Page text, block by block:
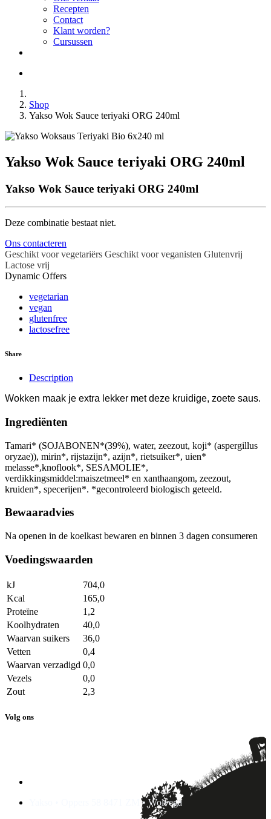
Recepten
Contact
Klant worden?
Cursussen
Shop
Yakso Wok Sauce teriyaki ORG 240ml
Yakso Wok Sauce teriyaki ORG 240ml
Yakso Wok Sauce teriyaki ORG 240ml
Deze combinatie bestaat niet.
Ons contacteren
Geschikt voor vegetariërs Geschikt voor veganisten Glutenvrij
Lactose vrij
Dynamic Offers
vegetarian
vegan
glutenfree
lactosefree
Share
Description
Wokken maak je extra lekker met deze kruidige, zoete saus.
Ingrediënten
Tamari* (SOJABONEN*(39%), water, zeezout, koji* (aspergillus
oryzae)), mirin*, rijstazijn*, azijn*, rietsuiker*, uien*
melasse*,knoflook*, SESAMOLIE*,
verdikkingsmiddel:maiszetmeel* en xanthaangom, zeezout,
kruiden*, specerijen*. *gecontroleerd biologisch geteeld.
Bewaaradvies
Na openen in de koelkast bewaren en binnen 3 dagen consumeren
Voedingswaarden
kJ
704,0
Kcal
165,0
Proteïne
1,2
Koolhydraten
40,0
Waarvan suikers
36,0
Vetten
0,4
Waarvan verzadigd 0,0
Vezels
0,0
Zout
2,3
Volg ons
Yakso • Oppers 58 8471 ZM • Wolvega